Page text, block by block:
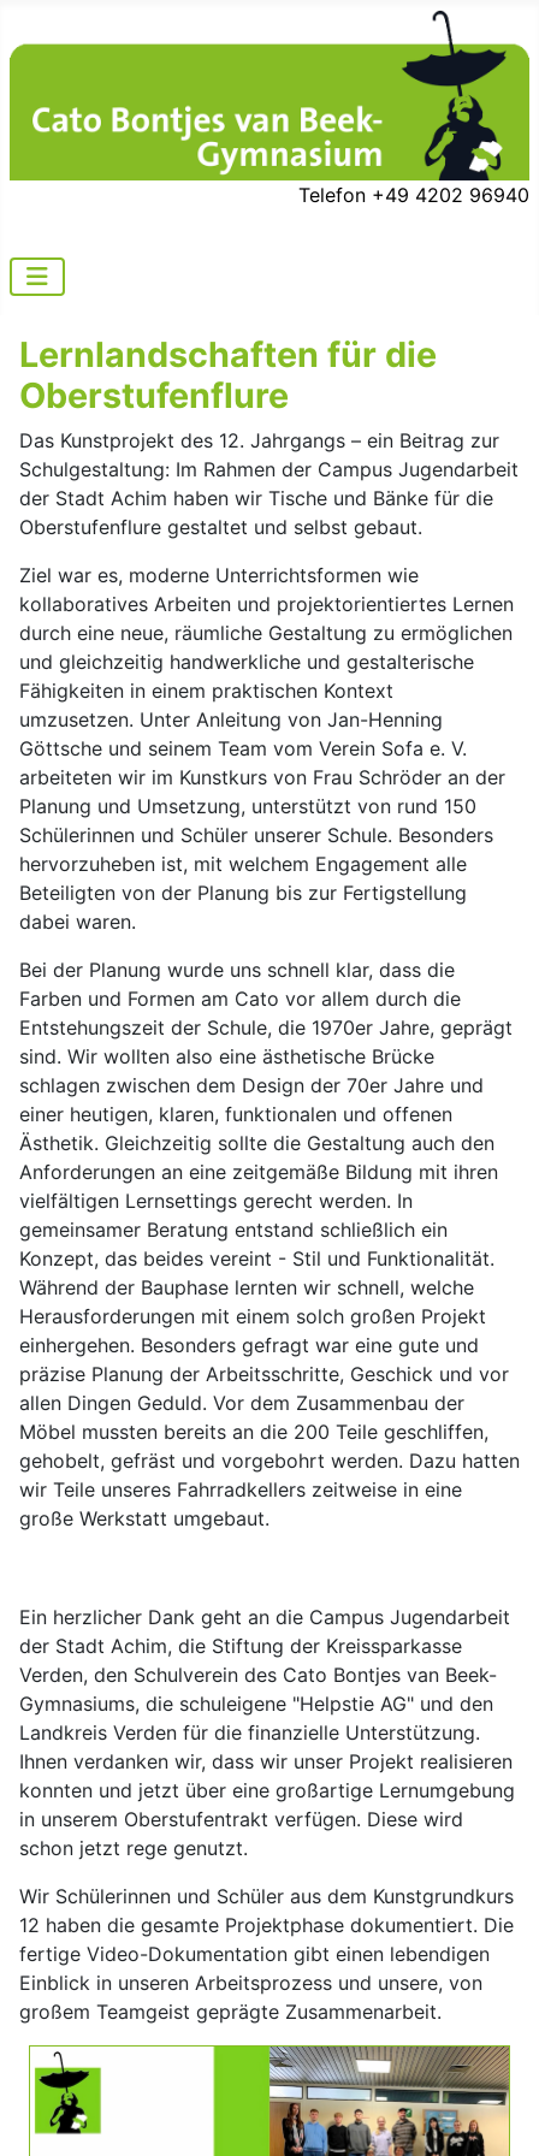
Telefon +49 4202 96940
Lernlandschaften für die
Oberstufenflure
Das Kunstprojekt des 12. Jahrgangs – ein Beitrag zur
Schulgestaltung: Im Rahmen der Campus Jugendarbeit
der Stadt Achim haben wir Tische und Bänke für die
Oberstufenflure gestaltet und selbst gebaut.
Ziel war es, moderne Unterrichtsformen wie
kollaboratives Arbeiten und projektorientiertes Lernen
durch eine neue, räumliche Gestaltung zu ermöglichen
und gleichzeitig handwerkliche und gestalterische
Fähigkeiten in einem praktischen Kontext
umzusetzen. Unter Anleitung von Jan-Henning
Göttsche und seinem Team vom Verein Sofa e. V.
arbeiteten wir im Kunstkurs von Frau Schröder an der
Planung und Umsetzung, unterstützt von rund 150
Schülerinnen und Schüler unserer Schule. Besonders
hervorzuheben ist, mit welchem Engagement alle
Beteiligten von der Planung bis zur Fertigstellung
dabei waren.
Bei der Planung wurde uns schnell klar, dass die
Farben und Formen am Cato vor allem durch die
Entstehungszeit der Schule, die 1970er Jahre, geprägt
sind. Wir wollten also eine ästhetische Brücke
schlagen zwischen dem Design der 70er Jahre und
einer heutigen, klaren, funktionalen und offenen
Ästhetik. Gleichzeitig sollte die Gestaltung auch den
Anforderungen an eine zeitgemäße Bildung mit ihren
vielfältigen Lernsettings gerecht werden. In
gemeinsamer Beratung entstand schließlich ein
Konzept, das beides vereint - Stil und Funktionalität.
Während der Bauphase lernten wir schnell, welche
Herausforderungen mit einem solch großen Projekt
einhergehen. Besonders gefragt war eine gute und
präzise Planung der Arbeitsschritte, Geschick und vor
allen Dingen Geduld. Vor dem Zusammenbau der
Möbel mussten bereits an die 200 Teile geschliffen,
gehobelt, gefräst und vorgebohrt werden. Dazu hatten
wir Teile unseres Fahrradkellers zeitweise in eine
große Werkstatt umgebaut.
Ein herzlicher Dank geht an die Campus Jugendarbeit
der Stadt Achim, die Stiftung der Kreissparkasse
Verden, den Schulverein des Cato Bontjes van Beek-
Gymnasiums, die schuleigene "Helpstie AG" und den
Landkreis Verden für die finanzielle Unterstützung.
Ihnen verdanken wir, dass wir unser Projekt realisieren
konnten und jetzt über eine großartige Lernumgebung
in unserem Oberstufentrakt verfügen. Diese wird
schon jetzt rege genutzt.
Wir Schülerinnen und Schüler aus dem Kunstgrundkurs
12 haben die gesamte Projektphase dokumentiert. Die
fertige Video-Dokumentation gibt einen lebendigen
Einblick in unseren Arbeitsprozess und unsere, von
großem Teamgeist geprägte Zusammenarbeit.